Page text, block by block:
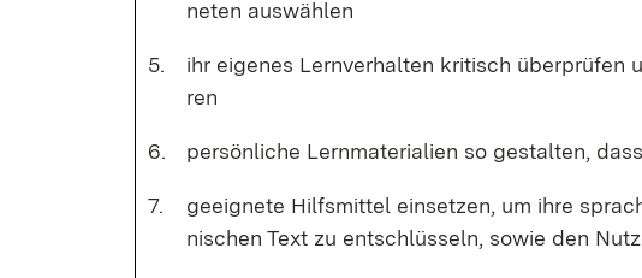
ne­ten aus­wäh­len
5.
ihr ei­ge­nes Lern­ver­hal­ten kri­tisch
ren
6. per­sön­li­che Lern­ma­te­ria­li­en so ge­stal­ten,
7.
ge­eig­ne­te Hilfs­mit­tel ein­set­zen, um ih­re
ni­schen Text zu ent­schlüs­seln, so­wie den